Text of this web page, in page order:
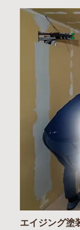
エイジング塗